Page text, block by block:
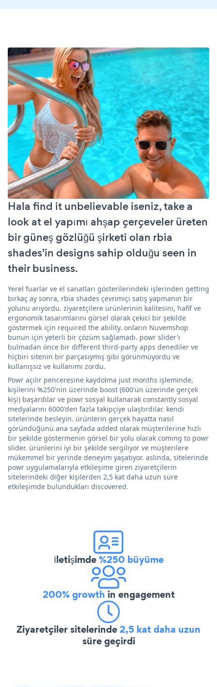
Hala find it unbelievable iseniz, take a
look at el yapımı ahşap çerçeveler üreten
bir güneş gözlüğü şirketi olan rbia
shades'in designs sahip olduğu seen in
their business.
Yerel fuarlar ve el sanatları gösterilerindeki işlerinden getting
birkaç ay sonra, rbia shades çevrimiçi satış yapmanın bir
yolunu arıyordu. ziyaretçilere ürünlerinin kalitesini, hafif ve
ergonomik tasarımlarını görsel olarak çekici bir şekilde
göstermek için required the ability. onların Nuvemshop
bunun için yeterli bir çözüm sağlamadı. powr slider'ı
bulmadan önce bir different third-party apps denediler ve
hiçbiri sitenin bir parçasıymış gibi görünmüyordu ve
kullanışsız ve kullanımı zordu.
Powr açılır penceresine kaydolma just months işleminde,
kişilerini %250'nin üzerinde boost (600'ün üzerinde gerçek
kişi) başardılar ve powr sosyal kullanarak constantly sosyal
medyalarını 6000'den fazla takipçiye ulaştırdılar. kendi
sitelerinde besleyin. ürünlerin gerçek hayatta nasıl
göründüğünü ana sayfada added olarak müşterilerine hızlı
bir şekilde göstermenin görsel bir yolu olarak coming to powr
slider. ürünlerini iyi bir şekilde sergiliyor ve müşterilere
mükemmel bir yerinde deneyim yaşatıyor. aslında, sitelerinde
powr uygulamalarıyla etkileşime giren ziyaretçilerin
sitelerindeki diğer kişilerden 2,5 kat daha uzun süre
etkileşimde bulundukları discovered.
İletişimde%250 büyüme
200% growth in engagement
Ziyaretçiler sitelerinde2,5 kat daha uzun
süre geçirdi